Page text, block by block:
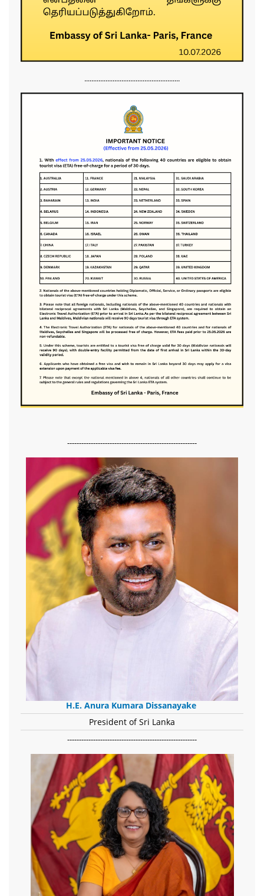
......................................................
-------------------------------------------------------
H.E. Anura Kumara Dissanayake
President of Sri Lanka
-------------------------------------------------------